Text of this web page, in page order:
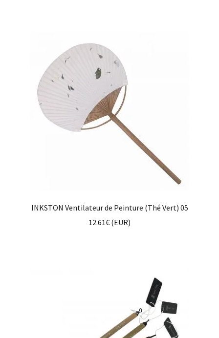
INKSTON Ventilateur de Peinture (Thé Vert) 05
12.61€ (EUR)